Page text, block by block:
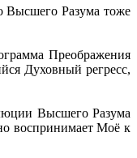
Разума тоже
Преображения
Духовный регресс,
Высшего Разума
воспринимает Моё к